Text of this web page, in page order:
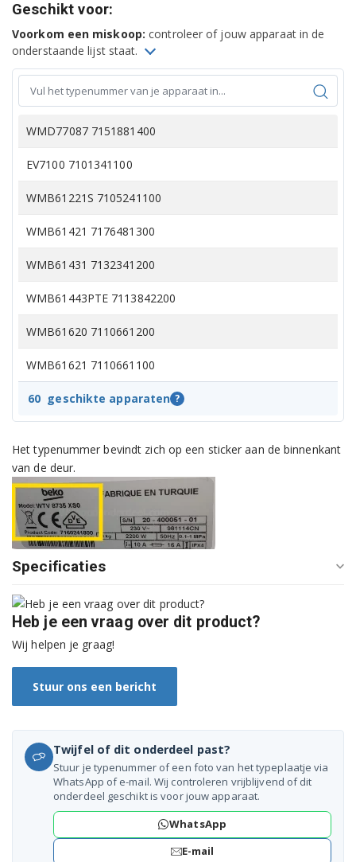
Geschikt voor:
Voorkom een miskoop: controleer of jouw apparaat in de
onderstaande lijst staat.
WMD77087 7151881400
EV7100 7101341100
WMB61221S 7105241100
WMB61421 7176481300
WMB61431 7132341200
WMB61443PTE 7113842200
WMB61620 7110661200
WMB61621 7110661100
WMB61621 7110641300
WMB61632 7101141400
WMB71031PTM 7179581300
WMB71221AN 7109541100
WMB71231 7178582700
WMB71232M 7179382000
WMB71241M 7114141600
WMB71410M 7107441700
WMB71420S 7115341200
WMB71421 7111661100
WMB71421M 7107441500
WMB71422 7111641400
60 geschikte apparaten ?
Het typenummer bevindt zich op een sticker aan de binnenkant
van de deur.
Specificaties
Heb je een vraag over dit product?
Wij helpen je graag!
Stuur ons een bericht
Twijfel of dit onderdeel past?
Stuur je typenummer of een foto van het typeplaatje via
WhatsApp of e-mail. Wij controleren vrijblijvend of dit
onderdeel geschikt is voor jouw apparaat.
WhatsApp
E-mail